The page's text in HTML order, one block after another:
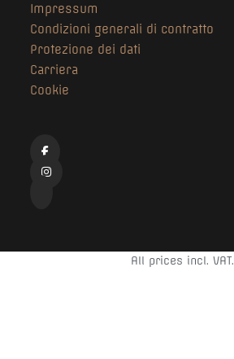
Impressum
Condizioni generali di contratto
Protezione dei dati
Carriera
Cookie
All prices incl. VAT.